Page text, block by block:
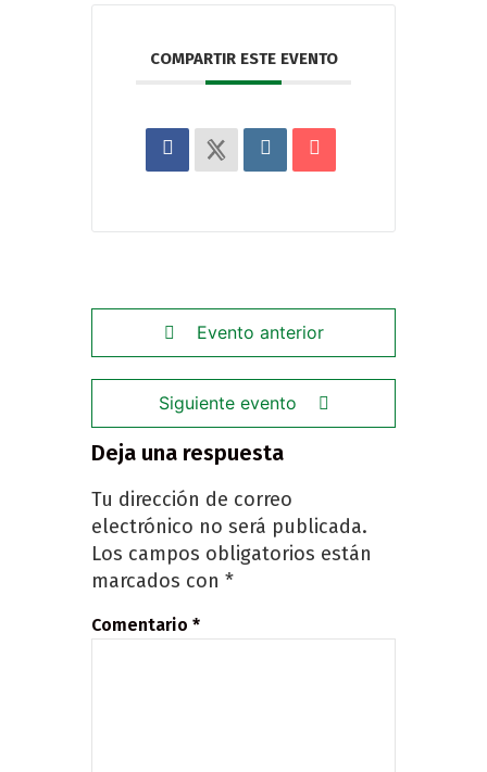
COMPARTIR ESTE EVENTO
Evento anterior
Siguiente evento
Deja una respuesta
Tu dirección de correo
electrónico no será publicada.
Los campos obligatorios están
marcados con *
Comentario *